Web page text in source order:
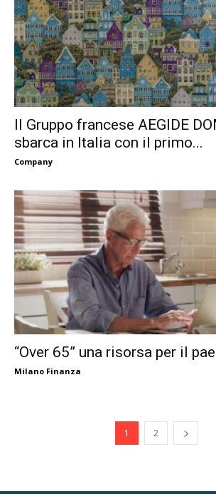
Il Gruppo francese AEGIDE
sbarca in Italia con il primo...
Company
“Over 65” una risorsa per il
Milano Finanza
1 2